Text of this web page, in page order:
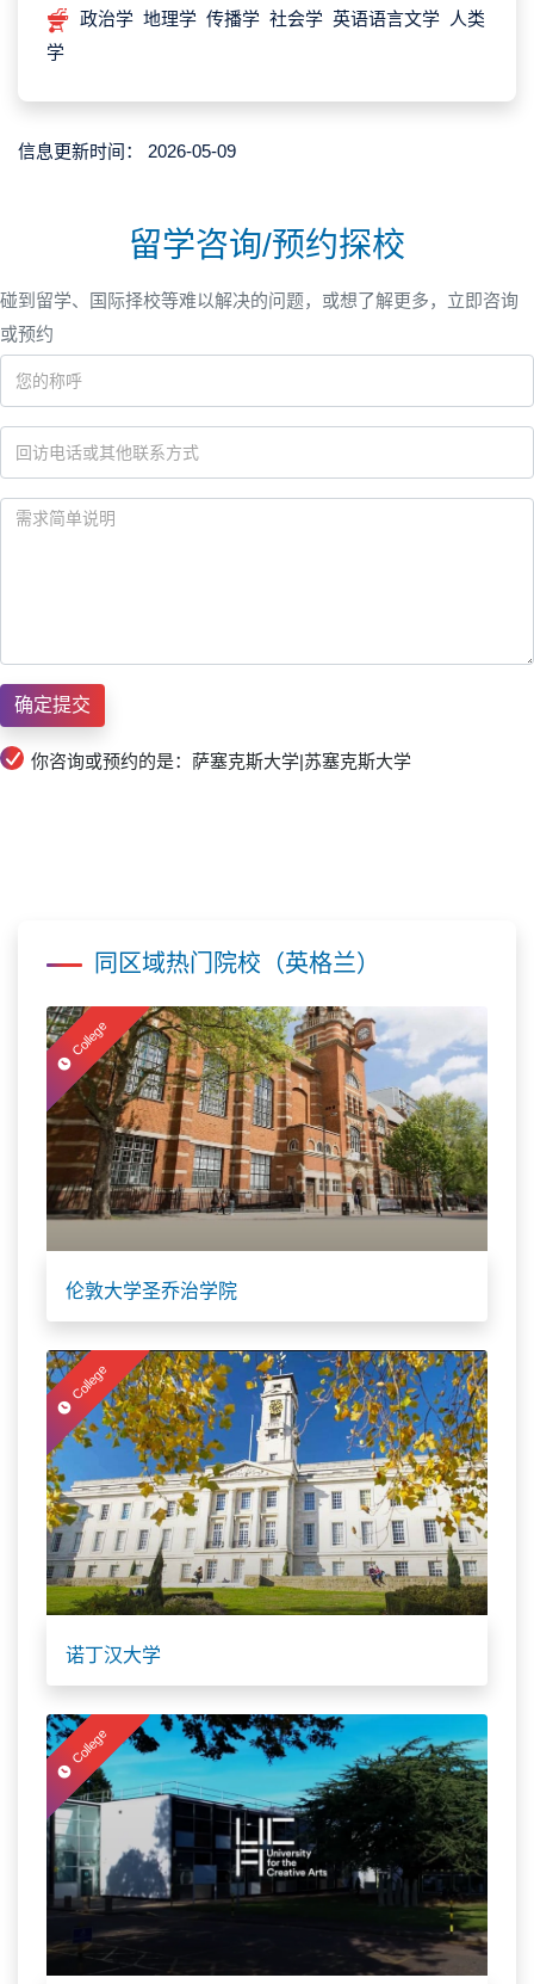
政治学 地理学 传播学 社会学 英语语言文学 人类
学
信息更新时间： 2026-05-09
留学咨询/预约探校
碰到留学、国际择校等难以解决的问题，或想了解更多，立即咨询
或预约
你咨询或预约的是：萨塞克斯大学|苏塞克斯大学
同区域热门院校（英格兰）
College
伦敦大学圣乔治学院
College
诺丁汉大学
College